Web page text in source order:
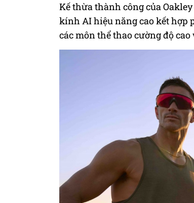
Kế thừa thành công của
kính AI hiệu năng cao kết hợp
các môn thể thao cường độ